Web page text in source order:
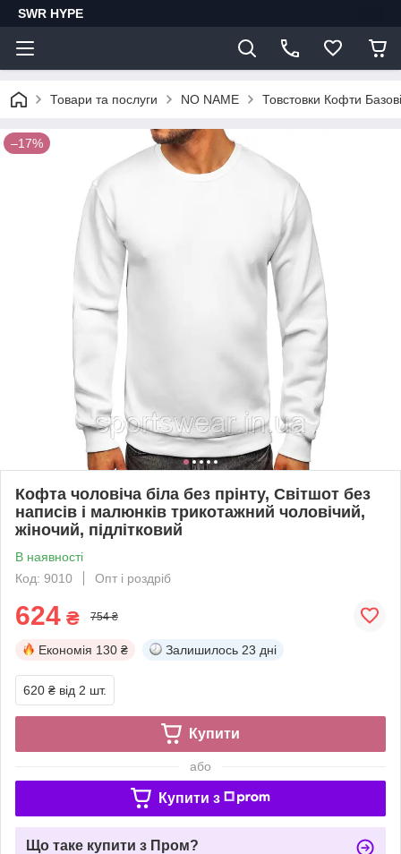
SWR HYPE
Товари та послуги NO NAME Товстовки Кофти Базові
–17%
Кофта чоловіча біла без прінту, Світшот без
написів і малюнків трикотажний чоловічий,
жіночий, підлітковий
В наявності
Код: 9010
Опт і роздріб
624 ₴ 754 ₴
Економія 130 ₴ Залишилось 23 дні
620 ₴ від 2 шт.
Купити
або
Купити з
Що таке купити з Пром?